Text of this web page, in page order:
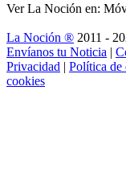
Ver La Noción en:
La Noción ® 2011 -
Envíanos tu Noticia |
Privacidad | Política de
cookies